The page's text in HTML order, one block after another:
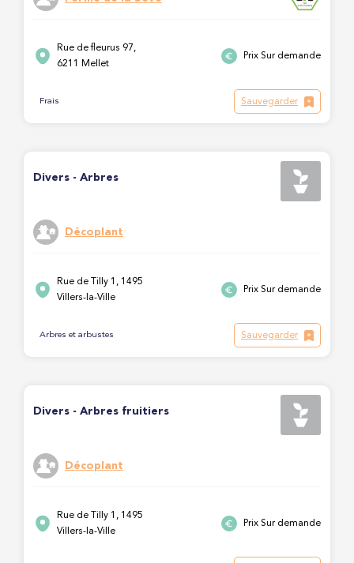
Rue de fleurus 97,
6211 Mellet
Prix Sur demande
Frais Sauvegarder
Divers - Arbres
Décoplant
Rue de Tilly 1, 1495
Villers-la-Ville
Prix Sur demande
Arbres et arbustes Sauvegarder
Divers - Arbres fruitiers
Décoplant
Rue de Tilly 1, 1495
Villers-la-Ville
Prix Sur demande